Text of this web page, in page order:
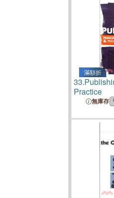
滿額折
33.
Practice
無庫存